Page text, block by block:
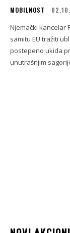
MOBILNOST
Njemački kancelar
samitu EU tražiti
postepeno ukida
unutrašnjim